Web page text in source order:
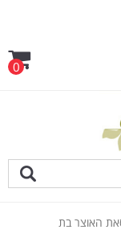
0
האוצר בת